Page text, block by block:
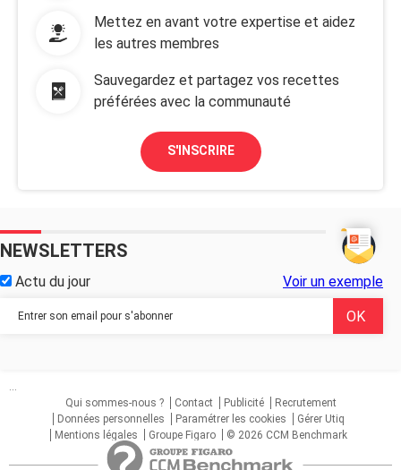
Mettez en avant votre expertise et aidez
les autres membres
Sauvegardez et partagez vos recettes
préférées avec la communauté
S'INSCRIRE
NEWSLETTERS
Actu du jour Voir un exemple
...
Qui sommes-nous ?
Contact Publicité
Recrutement
Données personnelles
Paramétrer les cookies
Gérer Utiq
Mentions légales
Groupe Figaro © 2026 CCM Benchmark